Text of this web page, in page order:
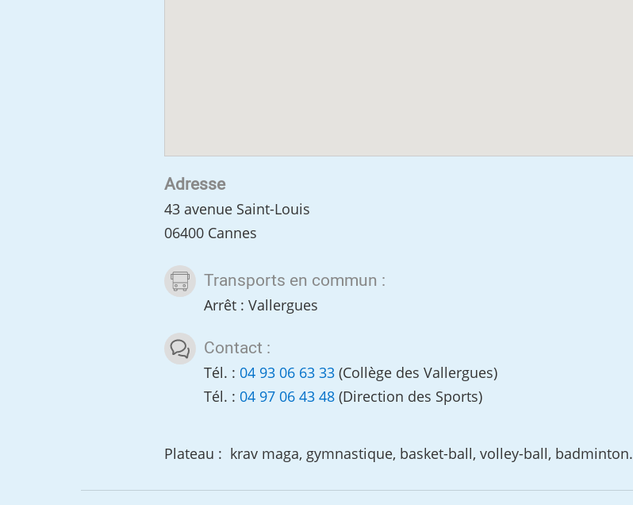
Adresse
43 avenue Saint-Louis
06400 Cannes
Transports en commun :
Arrêt : Vallergues
Contact :
Tél. : 04 93 06 63 33 (Collège des Vallergues)
Tél. : 04 97 06 43 48 (Direction des Sports)
Plateau : krav maga, gymnastique, basket-ball, volley-ball, badminton.